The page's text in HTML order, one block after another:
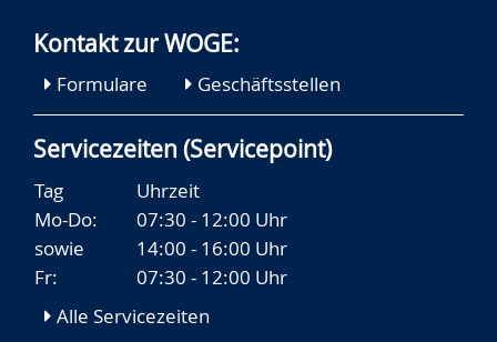
Kontakt zur WOGE:
Formulare Geschäftsstellen
Servicezeiten (Servicepoint)
Tag
Uhrzeit
Mo-Do:
07:30 - 12:00 Uhr
sowie
14:00 - 16:00 Uhr
Fr:
07:30 - 12:00 Uhr
Alle Servicezeiten